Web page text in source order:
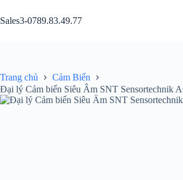
đến
phần
Sales3-0789.83.49.77
Trang chủ
Cảm Biến
Đại lý Cảm biến Siêu Âm SNT Sensortechnik